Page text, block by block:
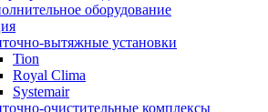
оборудование
вытяжные установки
Tion
Royal Clima
Systemair
очистительные комплексы